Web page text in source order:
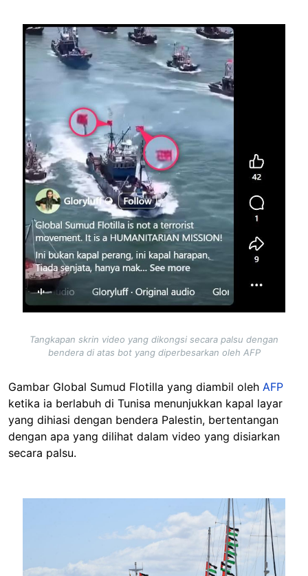
Image
Tangkapan skrin video yang dikongsi secara palsu dengan
bendera di atas bot yang diperbesarkan oleh AFP
Gambar Global Sumud Flotilla yang diambil oleh AFP
ketika ia berlabuh di Tunisa menunjukkan kapal layar
yang dihiasi dengan bendera Palestin, bertentangan
dengan apa yang dilihat dalam video yang disiarkan
secara palsu.